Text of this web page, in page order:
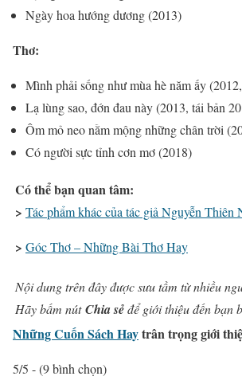
Ngày hoa hướng dương (2013)
Thơ:
Mình phải sống như mùa hè năm ấy
Lạ lùng sao, đớn đau này (2013, tái bản
Ôm mỏ neo nằm mộng những chân trời
Có người sực tỉnh cơn mơ (2018)
Có thể bạn quan tâm:
> Tác phẩm khác của tác giả Nguyễn Thiên
> Góc Thơ – Những Bài Thơ Hay
Nội dung trên đây được sưu tầm từ nhiều
Hãy bấm nútChia sẻđể giới thiệu đến bạn
Những Cuốn Sách Haytrân trọng giới
5/5 - (9 bình chọn)